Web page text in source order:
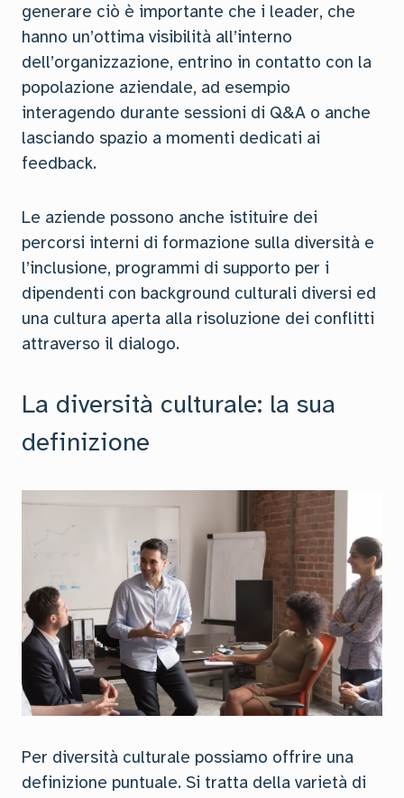
generare ciò è importante che i leader, che
hanno un’ottima visibilità all’interno
dell’organizzazione, entrino in contatto con la
popolazione aziendale, ad esempio
interagendo durante sessioni di Q&A o anche
lasciando spazio a momenti dedicati ai
feedback.
Le aziende possono anche istituire dei
percorsi interni di formazione sulla diversità e
l’inclusione, programmi di supporto per i
dipendenti con background culturali diversi ed
una cultura aperta alla risoluzione dei conflitti
attraverso il dialogo.
La diversità culturale: la sua
definizione
Per diversità culturale possiamo offrire una
definizione puntuale. Si tratta della varietà di